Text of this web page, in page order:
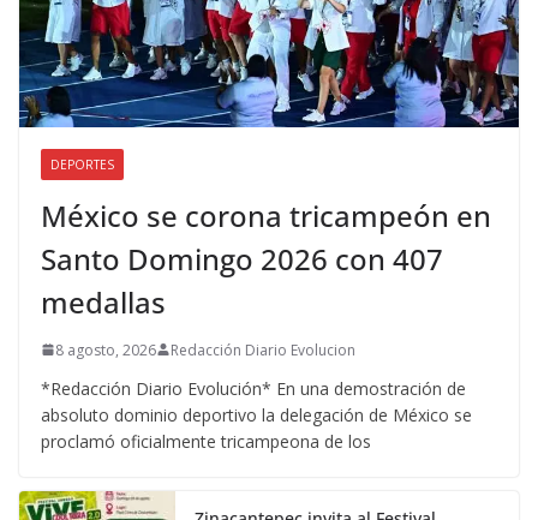
DEPORTES
México se corona tricampeón en
Santo Domingo 2026 con 407
medallas
8 agosto, 2026 Redacción Diario Evolucion
*Redacción Diario Evolución* En una demostración de
absoluto dominio deportivo la delegación de México se
proclamó oficialmente tricampeona de los